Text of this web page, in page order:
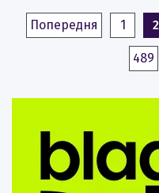
Попередня 1 2
489